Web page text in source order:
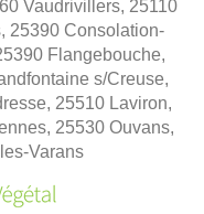
Vaudrivillers, 25110
25390 Consolation-
Flangebouche,
s/Creuse,
25510 Laviron,
25530 Ouvans,
Varans